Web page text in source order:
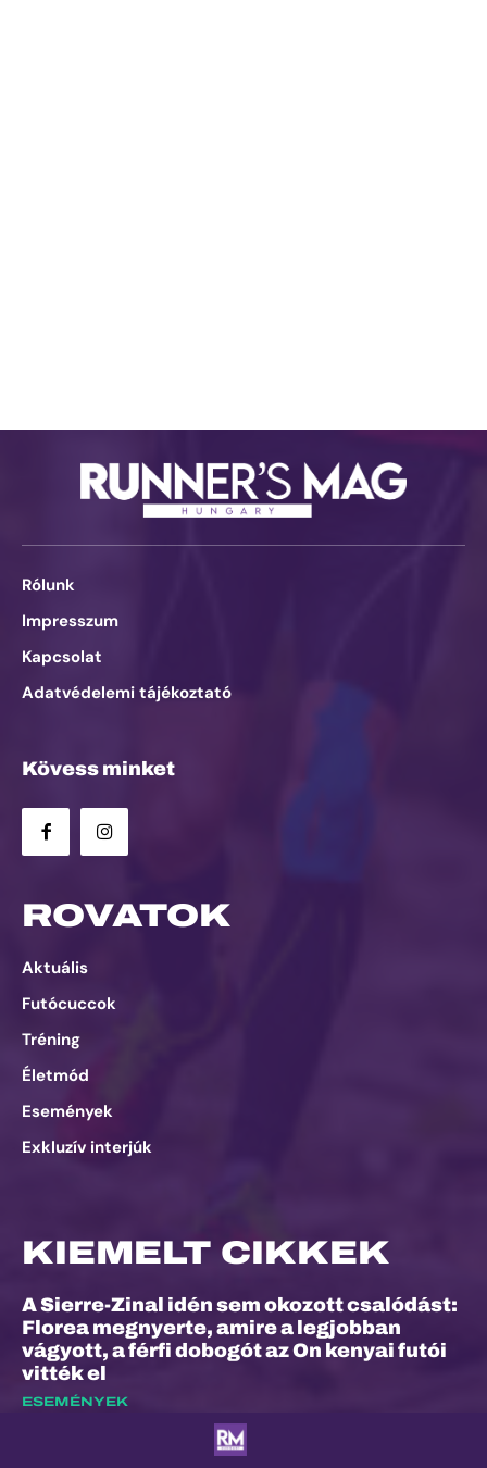
Rólunk
Impresszum
Kapcsolat
Adatvédelemi tájékoztató
Kövess minket
ROVATOK
Aktuális
Futócuccok
Tréning
Életmód
Események
Exkluzív interjúk
KIEMELT CIKKEK
A Sierre-Zinal idén sem okozott csalódást:
Florea megnyerte, amire a legjobban
vágyott, a férfi dobogót az On kenyai futói
vitték el
ESEMÉNYEK
Dalos Máté: „Nem ez volt életem
legkönnyebb versenye”